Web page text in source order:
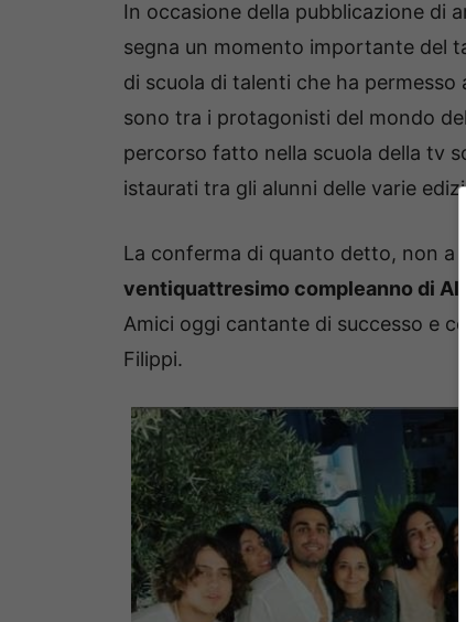
In occasione della pubblicazione di
segna un momento importante del
di scuola di talenti che ha
sono tra i protagonisti del mondo
percorso fatto nella scuola della tv
istaurati tra gli alunni delle varie
La conferma di quanto detto, non a
ventiquattresimo compleanno di
Amici oggi cantante di successo e
Filippi.